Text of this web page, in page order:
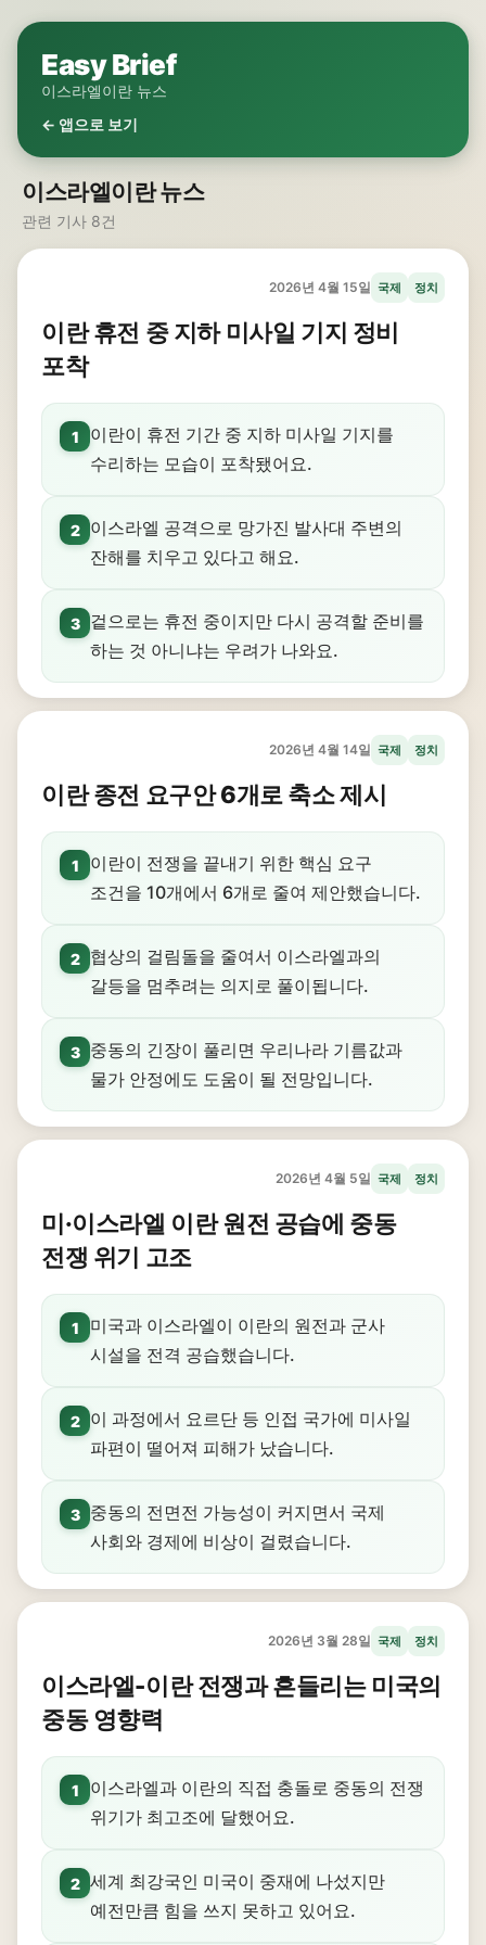
Easy Brief
이스라엘이란 뉴스
← 앱으로 보기
이스라엘이란 뉴스
관련 기사 8건
2026년 4월 15일 국제 정치
이란 휴전 중 지하 미사일 기지 정비
포착
1
이란이 휴전 기간 중 지하 미사일 기지를
수리하는 모습이 포착됐어요.
2
이스라엘 공격으로 망가진 발사대 주변의
잔해를 치우고 있다고 해요.
3
겉으로는 휴전 중이지만 다시 공격할 준비를
하는 것 아니냐는 우려가 나와요.
2026년 4월 14일 국제 정치
이란 종전 요구안 6개로 축소 제시
1
이란이 전쟁을 끝내기 위한 핵심 요구
조건을 10개에서 6개로 줄여 제안했습니다.
2
협상의 걸림돌을 줄여서 이스라엘과의
갈등을 멈추려는 의지로 풀이됩니다.
3
중동의 긴장이 풀리면 우리나라 기름값과
물가 안정에도 도움이 될 전망입니다.
2026년 4월 5일 국제 정치
미·이스라엘 이란 원전 공습에 중동
전쟁 위기 고조
1
미국과 이스라엘이 이란의 원전과 군사
시설을 전격 공습했습니다.
2
이 과정에서 요르단 등 인접 국가에 미사일
파편이 떨어져 피해가 났습니다.
3
중동의 전면전 가능성이 커지면서 국제
사회와 경제에 비상이 걸렸습니다.
2026년 3월 28일 국제 정치
이스라엘-이란 전쟁과 흔들리는 미국의
중동 영향력
1
이스라엘과 이란의 직접 충돌로 중동의 전쟁
위기가 최고조에 달했어요.
2 세계 최강국인 미국이 중재에 나섰지만
예전만큼 힘을 쓰지 못하고 있어요.